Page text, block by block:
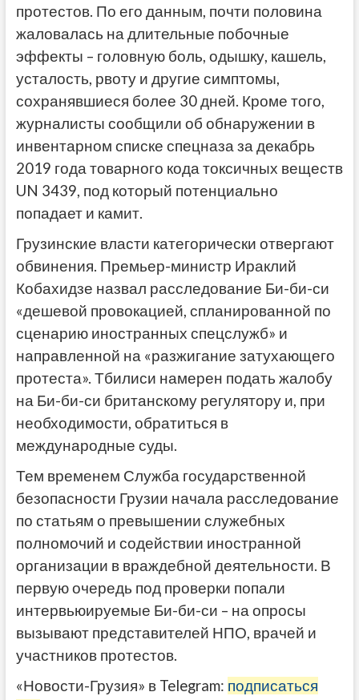
протестов. По его данным, почти половина
жаловалась на длительные побочные
эффекты – головную боль, одышку, кашель,
усталость, рвоту и другие симптомы,
сохранявшиеся более 30 дней. Кроме того,
журналисты сообщили об обнаружении в
инвентарном списке спецназа за декабрь
2019 года товарного кода токсичных веществ
UN 3439, под который потенциально
попадает и камит.
Грузинские власти категорически отвергают
обвинения. Премьер-министр Ираклий
Кобахидзе назвал расследование Би-би-си
«дешевой провокацией, спланированной по
сценарию иностранных спецслужб» и
направленной на «разжигание затухающего
протеста». Тбилиси намерен подать жалобу
на Би-би-си британскому регулятору и, при
необходимости, обратиться в
международные суды.
Тем временем Служба государственной
безопасности Грузии начала расследование
по статьям о превышении служебных
полномочий и содействии иностранной
организации в враждебной деятельности. В
первую очередь под проверки попали
интервьюируемые Би-би-си – на опросы
вызывают представителей НПО, врачей и
участников протестов.
«Новости-Грузия» в Telegram: подписаться